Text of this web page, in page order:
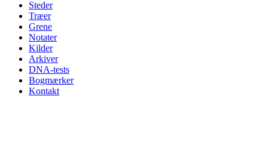
Steder
Træer
Grene
Notater
Kilder
Arkiver
DNA-tests
Bogmærker
Kontakt